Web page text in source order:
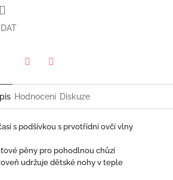
Hodnocení Diskuze
s podšívkou s prvotřídní ovčí vlny
pěny pro pohodlnou chůzi
udržuje dětské nohy v teple